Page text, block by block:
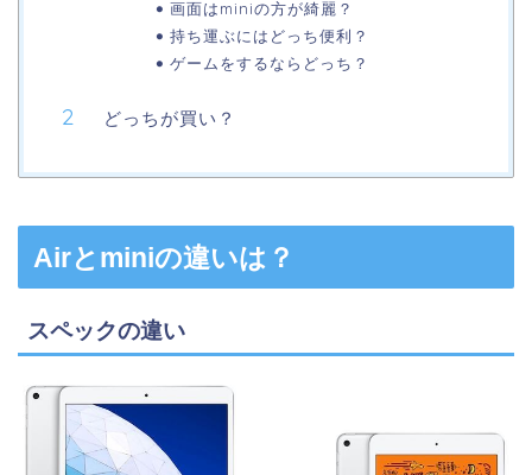
画面はminiの方が綺麗？
持ち運ぶにはどっち便利？
ゲームをするならどっち？
どっちが買い？
Airとminiの違いは？
スペックの違い